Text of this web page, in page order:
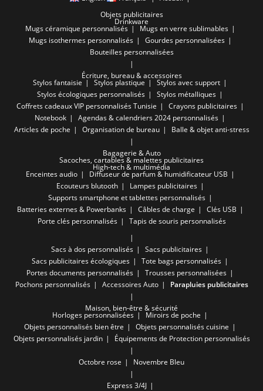
Objets publicitaires
Drinkware
Mugs céramique personnalisés
Mugs en verre sublimables
Mugs isothermes personnalisés
Gourdes personnalisées
Bouteilles personnalisées
Écriture, bureau & accessoires
Stylos fantaisie Stylos plastique
Stylos avec support
Stylos écologiques personnalisés
Stylos métalliques
Coffrets cadeaux VIP personnalisés Tunisie
Crayons publicitaires
Notebook
Agendas & calendriers 2024 personnalisés
Articles de poche
Organisation de bureau Balle & objet anti-stress
Bagagerie & Auto
Sacoches, cartables & malettes publicitaires
High-tech & multimédia
Enceintes audio
Diffuseur de parfum & humidificateur USB
Ecouteurs blutooth
Lampes publicitaires
Supports smartphone et tablettes personnalisés
Batteries externes & Powerbanks
Câbles de charge
Clés USB
Porte clés personnalisés
Tapis de souris personnalisés
Sacs à dos personnalisés
Sacs publicitaires
Sacs publicitaires écologiques
Tote bags personnalisés
Portes documents personnalisés
Trousses personnalisées
Pochons personnalisés
Accessoires Auto Parapluies publicitaires
Maison, bien-être & sécurité
Horloges personnalisées
Miroirs de poche
Objets personnalisés bien être
Objets personnalisés cuisine
Objets personnalisés jardin
Équipements de Protection personnalisés
Octobre rose Novembre Bleu
Express 3/4J